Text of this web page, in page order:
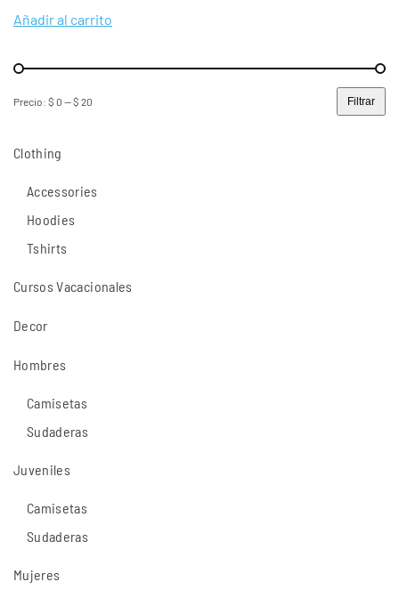
Añadir al carrito
Precio
Precio
Filtrar
Precio: $ 0 —$ 20
Clothing
Accessories
Hoodies
Tshirts
Cursos Vacacionales
Decor
Hombres
Camisetas
Sudaderas
Juveniles
Camisetas
Sudaderas
Mujeres